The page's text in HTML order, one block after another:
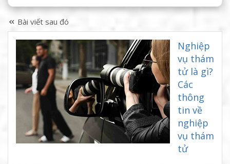
Bài viết sau đó
Nghiệp
vụ thám
tử là gì?
Các
thông
tin về
nghiệp
vụ thám
tử